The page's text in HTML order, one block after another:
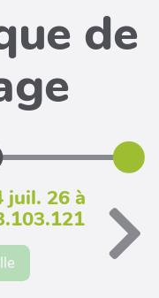
de
juil. 26 à